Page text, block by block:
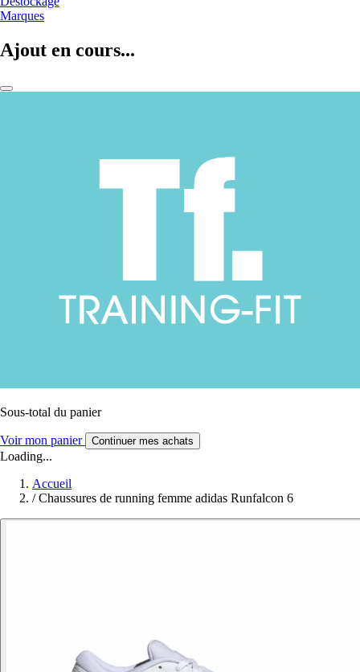
Marques
Ajout en cours...
Sous-total du panier
Voir mon panier Continuer mes achats
Loading...
Accueil
/ Chaussures de running femme adidas Runfalcon 6